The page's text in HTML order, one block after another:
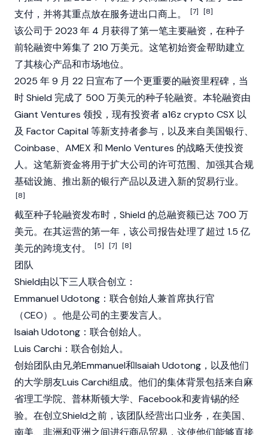
支付，并将其重点放在服务进出口商上。
[7] [8]
该公司于 2023 年 4 月获得了第一笔主要融资，在种子
前轮融资中筹集了 210 万美元。这笔初始资金帮助建立
了其核心产品和市场地位。
2025 年 9 月 22 日宣布了一个更重要的融资里程碑，当
时 Shield 完成了 500 万美元的种子轮融资。本轮融资由
Giant Ventures 领投，现有投资者a16z crypto CSX 以
及 Factor Capital 等新支持者参与，以及来自美国银行、
Coinbase、AMEX 和 Menlo Ventures 的战略天使投资
人。这笔新资金将用于扩大公司的许可范围、加强其合规
基础设施、推出新的银行产品以及进入新的贸易行业。
[8]
截至种子轮融资发布时，Shield 的总融资额已达 700 万
美元。在其运营的第一年，该公司报告处理了超过 1.5 亿
美元的跨境支付。
[5] [7] [8]
团队
Shield由以下三人联合创立：
Emmanuel Udotong：联合创始人兼首席执行官
（CEO）。他是公司的主要发言人。
Isaiah Udotong：联合创始人。
Luis Carchi：联合创始人。
创始团队由兄弟Emmanuel和Isaiah Udotong，以及他们
的大学朋友Luis Carchi组成。他们的集体背景包括来自麻
省理工学院、普林斯顿大学、Facebook和麦肯锡的经
验。在创立Shield之前，该团队经营出口业务，在美国、
南美、非洲和亚洲之间进行商品贸易，这使他们能够直接